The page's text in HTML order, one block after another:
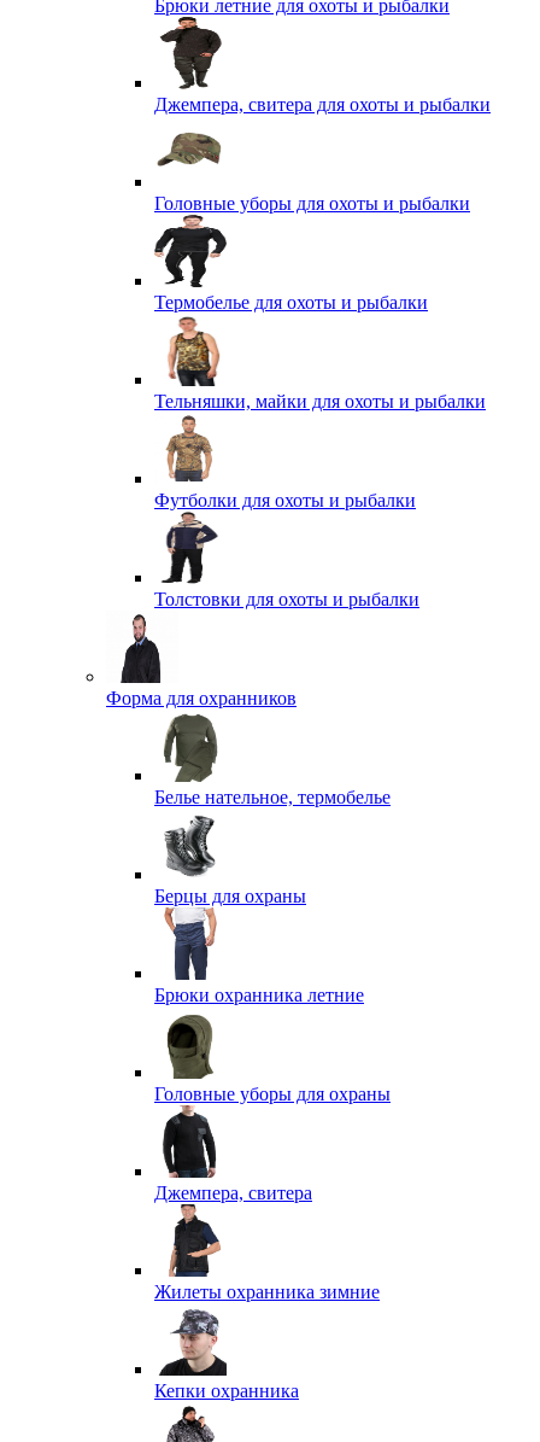
Брюки летние для охоты и рыбалки
Джемпера, свитера для охоты и рыбалки
Головные уборы для охоты и рыбалки
Термобелье для охоты и рыбалки
Тельняшки, майки для охоты и рыбалки
Футболки для охоты и рыбалки
Толстовки для охоты и рыбалки
Форма для охранников
Белье нательное, термобелье
Берцы для охраны
Брюки охранника летние
Головные уборы для охраны
Джемпера, свитера
Жилеты охранника зимние
Кепки охранника